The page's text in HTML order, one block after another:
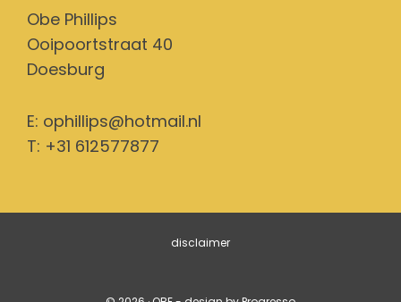
Obe Phillips
Ooipoortstraat 40
Doesburg
E: ophillips@hotmail.nl
T: +31 612577877
disclaimer